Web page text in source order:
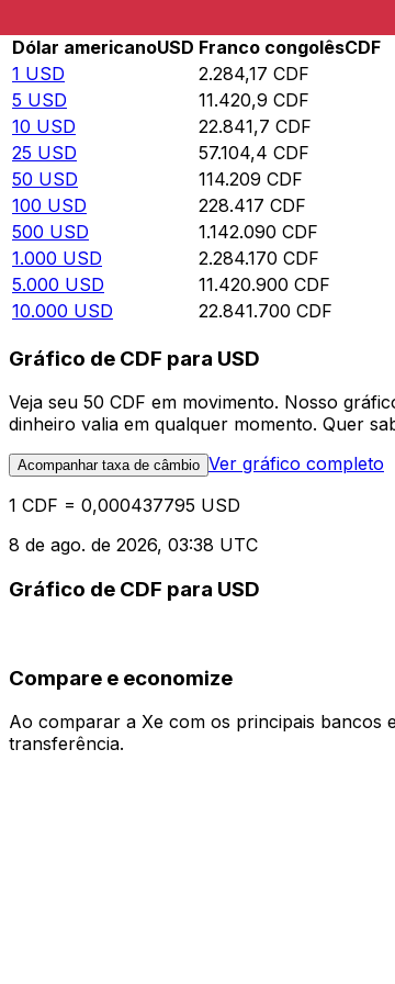
Dólar americanoUSD Franco congolêsCDF
1 USD 2.284,17 CDF
5 USD 11.420,9 CDF
10 USD 22.841,7 CDF
25 USD 57.104,4 CDF
50 USD 114.209 CDF
100 USD 228.417 CDF
500 USD 1.142.090 CDF
1.000 USD 2.284.170 CDF
5.000 USD 11.420.900 CDF
10.000 USD 22.841.700 CDF
Gráfico de CDF para USD
Veja seu 50 CDF em movimento. Nosso
dinheiro valia em qualquer momento. Quer
Acompanhar taxa de câmbio Ver gráfico completo
1 CDF = 0,000437795 USD
8 de ago. de 2026, 03:38 UTC
Gráfico de CDF para USD
Compare e economize
Ao comparar a Xe com os principais bancos
transferência.